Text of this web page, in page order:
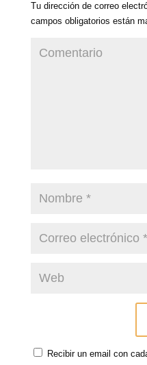
Tu dirección de correo
campos obligatorios están
Recibir un email con